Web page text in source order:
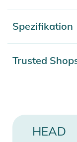
Eigenschaften:
- Zielgruppe:
- Base: Extruded
- ROCKER:
Spezifikation
Gender
Trusted
HEAD